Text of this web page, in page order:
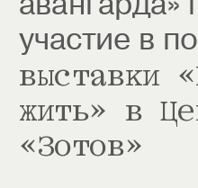
выставки
жить» в
«Зотов»